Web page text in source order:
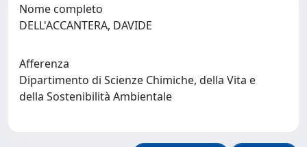
Nome completo
DELL'ACCANTERA, DAVIDE
Afferenza
Dipartimento di Scienze Chimiche, della Vita e
della Sostenibilità Ambientale